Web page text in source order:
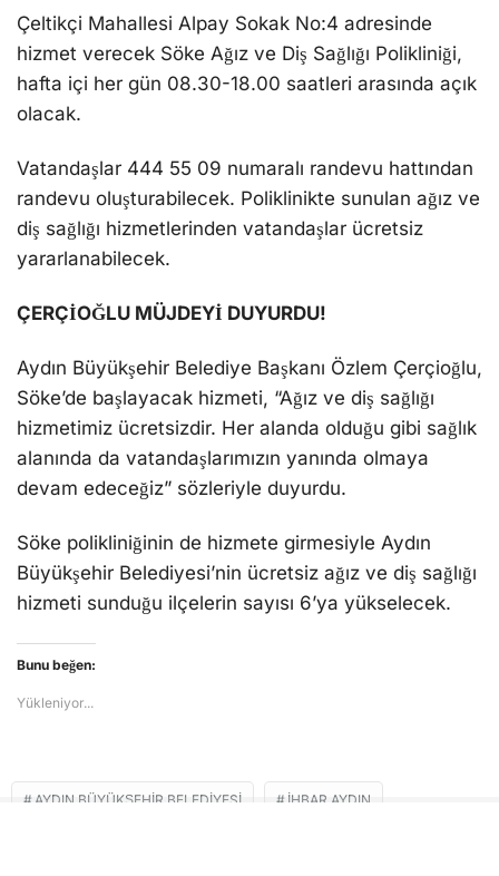
Çeltikçi Mahallesi Alpay Sokak No:4 adresinde
hizmet verecek Söke Ağız ve Diş Sağlığı Polikliniği,
hafta içi her gün 08.30-18.00 saatleri arasında açık
olacak.
Vatandaşlar 444 55 09 numaralı randevu hattından
randevu oluşturabilecek. Poliklinikte sunulan ağız ve
diş sağlığı hizmetlerinden vatandaşlar ücretsiz
yararlanabilecek.
ÇERÇİOĞLU MÜJDEYİ DUYURDU!
Aydın Büyükşehir Belediye Başkanı Özlem Çerçioğlu,
Söke’de başlayacak hizmeti, “Ağız ve diş sağlığı
hizmetimiz ücretsizdir. Her alanda olduğu gibi sağlık
alanında da vatandaşlarımızın yanında olmaya
devam edeceğiz” sözleriyle duyurdu.
Söke polikliniğinin de hizmete girmesiyle Aydın
Büyükşehir Belediyesi’nin ücretsiz ağız ve diş sağlığı
hizmeti sunduğu ilçelerin sayısı 6’ya yükselecek.
Bunu beğen:
Yükleniyor...
AYDIN BÜYÜKŞEHIR BELEDIYESI İHBAR AYDIN